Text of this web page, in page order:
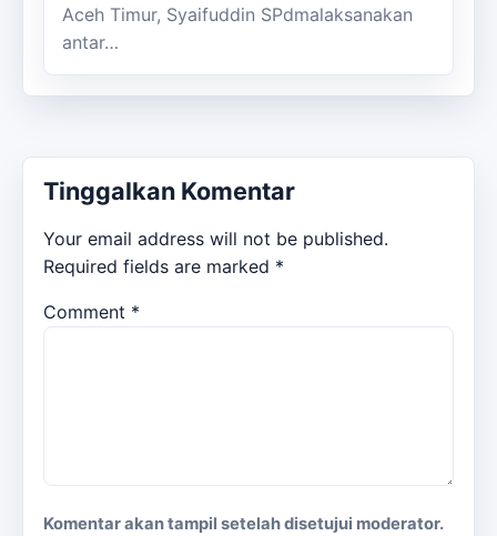
Aceh Timur, Syaifuddin SPdmalaksanakan
antar…
Tinggalkan Komentar
Your email address will not be published.
Required fields are marked *
Comment *
Komentar akan tampil setelah disetujui moderator.